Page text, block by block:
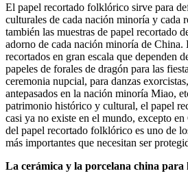
El papel recortado folklórico sirve para
culturales de cada nación minoría y cada
también las muestras de papel recortado
adorno de cada nación minoría de China.
recortados en gran escala que dependen
papeles de forales de dragón para las
ceremonia nupcial, para danzas
antepasados en la nación minoría Miao,
patrimonio histórico y cultural, el papel
casi ya no existe en el mundo, excepto
del papel recortado folklórico es uno de
más importantes que necesitan ser
La cerámica y la porcelana china